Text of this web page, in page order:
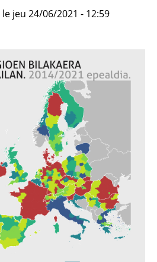
le jeu 24/06/2021 - 12:59